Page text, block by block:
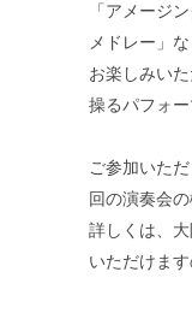
「アメージ
メドレー」
お楽しみい
操るパフォー
ご参加いた
回の演奏会
詳しくは、
いただけま